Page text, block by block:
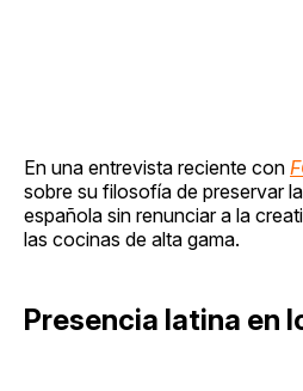
En una entrevista reciente con
sobre su filosofía de preservar
española sin renunciar a la
las cocinas de alta gama.
Presencia latina en